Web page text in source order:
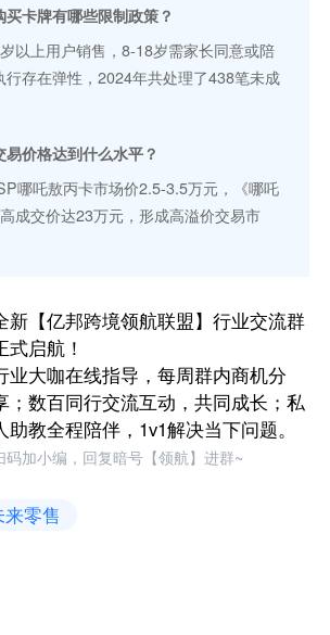
卡牌有哪些限制政策？
以上用户销售，8-18岁需家长同意或陪
行存在弹性，2024年共处理了438笔未成
价格达到什么水平？
哪吒敖丙卡市场价2.5-3.5万元，《哪吒
成交价达23万元，形成高溢价交易市
新【亿邦跨境领航联盟】行业交流群
式启航！
业大咖在线指导，每周群内商机分
；数百同行交流互动，共同成长；私
助教全程陪伴，1v1解决当下问题。
码加小编，回复暗号【领航】进群~
来零售